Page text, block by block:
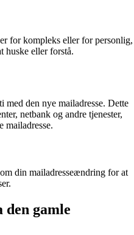
for kompleks eller for personlig,
huske eller forstå.
den nye mailadresse. Dette
netbank og andre tjenester,
mailadresse.
din mailadresseændring for at
gamle